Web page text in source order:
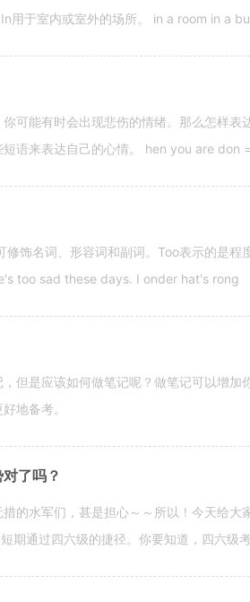
用于室内或室外的场所。 in a room in a
可能有时会出现悲伤的情绪。那么怎样
语来表达自己的心情。 hen you are don
饰名词、形容词和副词。Too表示的是程
too sad these days. I onder hat's rong
但是应该如何做笔记呢？做笔记可以增
地备考。
了吗？
的水军们，甚是担心～～所以！今天给
期通过四六级的捷径。你要知道，四六级